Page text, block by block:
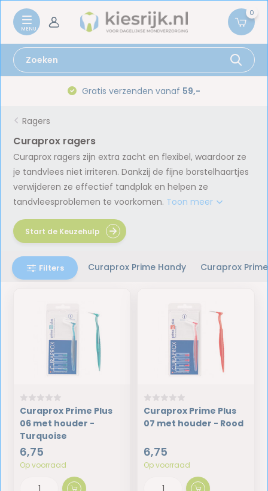
0
Gratis verzenden vanaf 59,-
Ragers
Curaprox ragers
Curaprox ragers zijn extra zacht en flexibel, waardoor ze
je tandvlees niet irriteren. Dankzij de fijne borstelhaartjes
verwijderen ze effectief tandplak en helpen ze
tandvleesproblemen te voorkomen. Toon meer
Filters Curaprox Prime Handy Curaprox
Start de Keuzehulp
Curaprox Prime Plus
06 met houder -
Turquoise
6,75
Op voorraad
Curaprox Prime Plus
07 met houder - Rood
6,75
Op voorraad